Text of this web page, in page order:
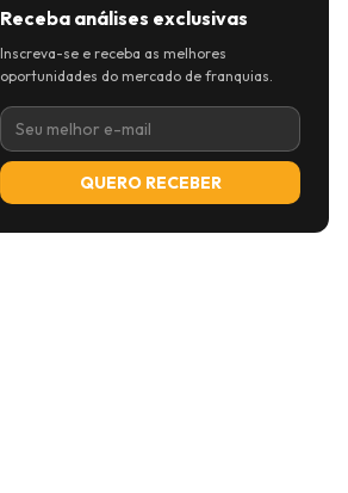
Receba análises exclusivas
Inscreva-se e receba as melhores
oportunidades do mercado de franquias.
QUERO RECEBER